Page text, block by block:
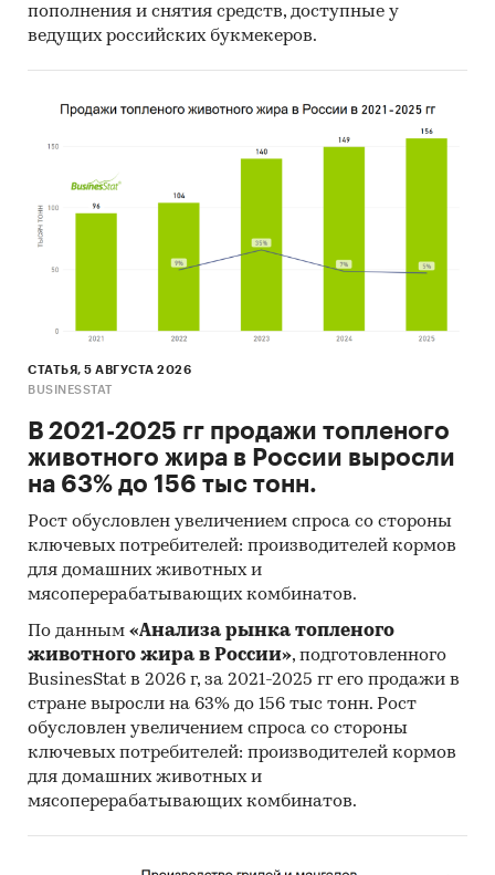
пополнения и снятия средств, доступные у
ведущих российских букмекеров.
СТАТЬЯ, 5 АВГУСТА 2026
BUSINESSTAT
В 2021-2025 гг продажи топленого
животного жира в России выросли
на 63% до 156 тыс тонн.
Рост обусловлен увеличением спроса со стороны
ключевых потребителей: производителей кормов
для домашних животных и
мясоперерабатывающих комбинатов.
По данным «Анализа рынка топленого
животного жира в России», подготовленного
BusinesStat в 2026 г, за 2021-2025 гг его продажи в
стране выросли на 63% до 156 тыс тонн. Рост
обусловлен увеличением спроса со стороны
ключевых потребителей: производителей кормов
для домашних животных и
мясоперерабатывающих комбинатов.